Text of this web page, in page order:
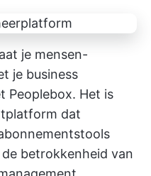
je mensen-
je business
Peoplebox. Het is
dat
betrokkenheid van